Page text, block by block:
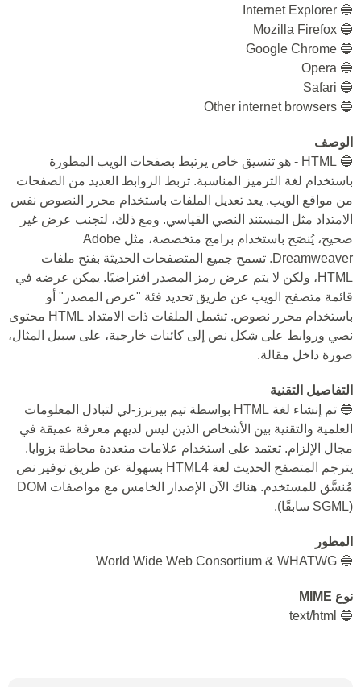
🔵 Internet Explorer
🔵 Mozilla Firefox
🔵 Google Chrome
🔵 Opera
🔵 Safari
🔵 Other internet browsers
الوصف
🔵 HTML - هو تنسيق خاص يرتبط بصفحات الويب المطورة
باستخدام لغة الترميز المناسبة. تربط الروابط العديد من الصفحات
من مواقع الويب. يعد تعديل الملفات باستخدام محرر النصوص نفس
الامتداد مثل المستند النصي القياسي. ومع ذلك، لتجنب عرض غير
صحيح، يُنصَح باستخدام برامج متخصصة، مثل Adobe
Dreamweaver. تسمح جميع المتصفحات الحديثة بفتح ملفات
HTML، ولكن لا يتم عرض رمز المصدر افتراضيًا. يمكن عرضه في
قائمة متصفح الويب عن طريق تحديد فئة "عرض المصدر" أو
باستخدام محرر نصوص. تشمل الملفات ذات الامتداد HTML محتوى
نصي وروابط على شكل نص إلى كائنات خارجية، على سبيل المثال،
صورة داخل مقالة.
التفاصيل التقنية
🔵 تم إنشاء لغة HTML بواسطة تيم بيرنرز-لي لتبادل المعلومات
العلمية والتقنية بين الأشخاص الذين ليس لديهم معرفة عميقة في
مجال الإلزام. تعتمد على استخدام علامات متعددة محاطة بزوايا.
يترجم المتصفح الحديث لغة HTML4 بسهولة عن طريق توفير نص
مُنسَّق للمستخدم. هناك الآن الإصدار الخامس مع مواصفات DOM
(SGML سابقًا).
المطور
🔵 World Wide Web Consortium & WHATWG
نوع MIME
🔵 text/html